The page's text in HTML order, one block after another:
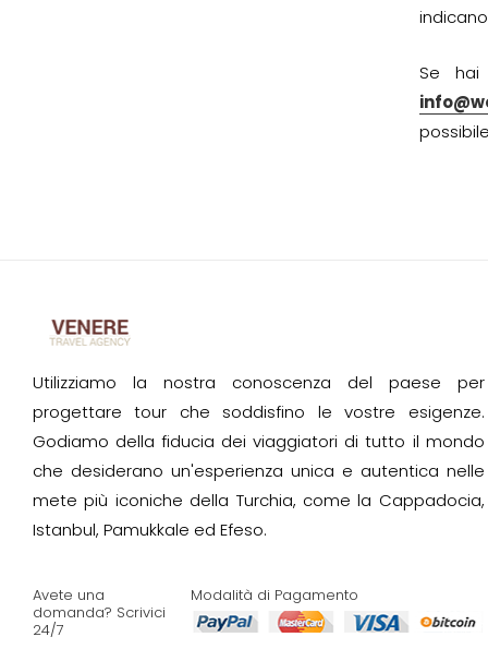
Se
Utilizziamo la nostra conoscenza del paese per
progettare tour che soddisfino le vostre esigenze.
Godiamo della fiducia dei viaggiatori di tutto il mondo
che desiderano un'esperienza unica e autentica nelle
mete più iconiche della Turchia, come la Cappadocia,
Istanbul, Pamukkale ed Efeso.
Avete una
domanda? Scrivici
24/7
Modalità di Pagamento